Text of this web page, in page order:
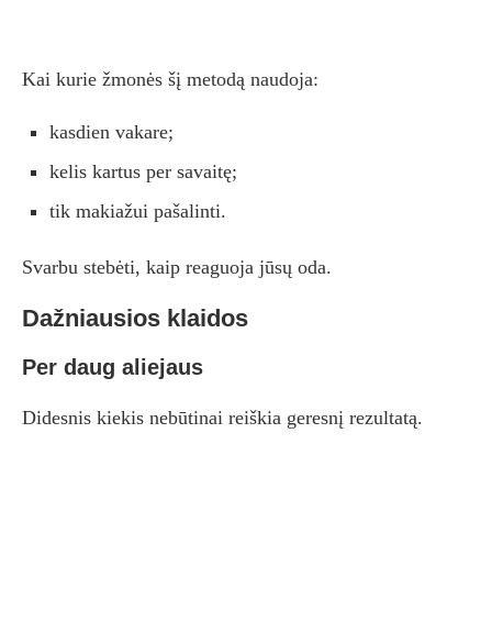
Kai kurie žmonės šį metodą naudoja:
kasdien vakare;
kelis kartus per savaitę;
tik makiažui pašalinti.
Svarbu stebėti, kaip reaguoja jūsų oda.
Dažniausios klaidos
Per daug aliejaus
Didesnis kiekis nebūtinai reiškia geresnį rezultatą.